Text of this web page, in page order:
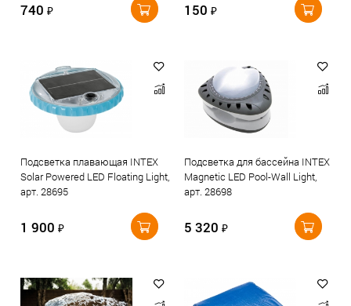
740 ₽ 150 ₽
Подсветка плавающая INTEX
Solar Powered LED Floating Light,
арт. 28695
1 900 ₽
Подсветка для бассейна INTEX
Magnetic LED Pool-Wall Light,
арт. 28698
5 320 ₽